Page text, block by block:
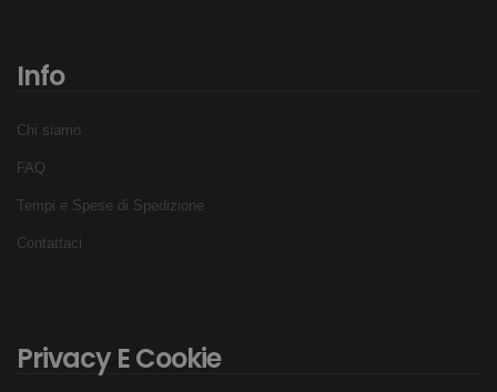
Info
Chi siamo
FAQ
Tempi e Spese di Spedizione
Contattaci
Privacy E Cookie